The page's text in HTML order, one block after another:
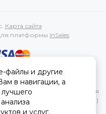
Карта сайта
платформы InSales
касающаяся
и услуг, носит
каких условиях не является
положениями Статьи 437(2)
РФ.
файлы и другие
в навигации, а
и услуг.